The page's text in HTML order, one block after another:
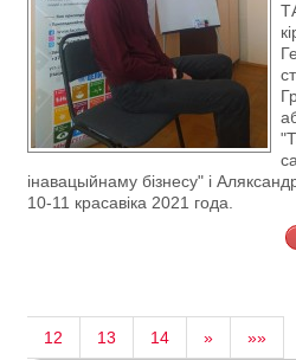
інавацыйнаму бізнесу" і
10-11 красавіка 2021 года.
12 13 14 » »»